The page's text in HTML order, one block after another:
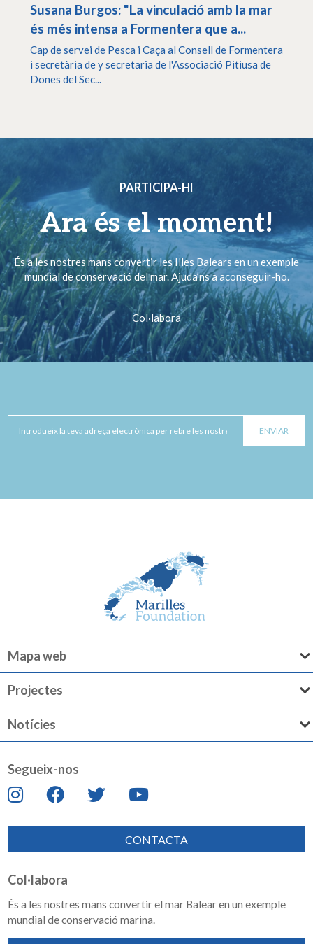
Susana Burgos: "La vinculació amb la mar
és més intensa a Formentera que a...
Cap de servei de Pesca i Caça al Consell de Formentera
i secretària de y secretaria de l'Associació Pitiusa de
Dones del Sec...
PARTICIPA-HI
Ara és el moment!
És a les nostres mans convertir les Illes Balears en un exemple
mundial de conservació del mar. Ajuda’ns a aconseguir-ho.
Col·labora
Mapa web
Projectes
Notícies
Segueix-nos
CONTACTA
Col·labora
És a les nostres mans convertir el mar Balear en un exemple
mundial de conservació marina.